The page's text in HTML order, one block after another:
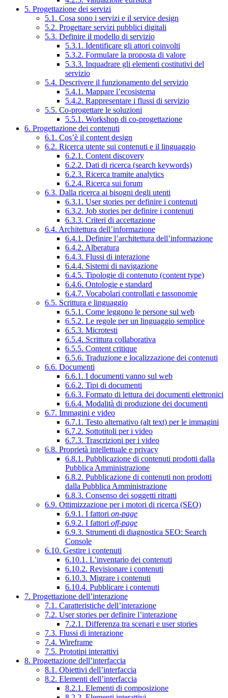
5. Progettazione dei servizi
5.1. Cosa sono i servizi e il service design
5.2. Progettare servizi pubblici digitali
5.3. Definire il modello di servizio
5.3.1. Identificare gli attori coinvolti
5.3.2. Formulare la proposta di valore
5.3.3. Inquadrare gli elementi costitutivi del
servizio
5.4. Descrivere il funzionamento del servizio
5.4.1. Mappare l’ecosistema
5.4.2. Rappresentare i flussi di servizio
5.5. Co-progettare le soluzioni
5.5.1. Workshop di co-progettazione
6. Progettazione dei contenuti
6.1. Cos’è il content design
6.2. Ricerca utente sui contenuti e il linguaggio
6.2.1. Content discovery
6.2.2. Dati di ricerca (search keywords)
6.2.3. Ricerca tramite analytics
6.2.4. Ricerca sui forum
6.3. Dalla ricerca ai bisogni degli utenti
6.3.1. User stories per definire i contenuti
6.3.2. Job stories per definire i contenuti
6.3.3. Criteri di accettazione
6.4. Architettura dell’informazione
6.4.1. Definire l’architettura dell’informazione
6.4.2. Alberatura
6.4.3. Flussi di interazione
6.4.4. Sistemi di navigazione
6.4.5. Tipologie di contenuto (content type)
6.4.6. Ontologie e standard
6.4.7. Vocabolari controllati e tassonomie
6.5. Scrittura e linguaggio
6.5.1. Come leggono le persone sul web
6.5.2. Le regole per un linguaggio semplice
6.5.3. Microtesti
6.5.4. Scrittura collaborativa
6.5.5. Content critique
6.5.6. Traduzione e localizzazione dei contenuti
6.6. Documenti
6.6.1. I documenti vanno sul web
6.6.2. Tipi di documenti
6.6.3. Formato di lettura dei documenti elettronici
6.6.4. Modalità di produzione dei documenti
6.7. Immagini e video
6.7.1. Testo alternativo (alt text) per le immagini
6.7.2. Sottotitoli per i video
6.7.3. Trascrizioni per i video
6.8. Proprietà intellettuale e privacy
6.8.1. Pubblicazione di contenuti prodotti dalla
Pubblica Amministrazione
6.8.2. Pubblicazione di contenuti non prodotti
dalla Pubblica Amministrazione
6.8.3. Consenso dei soggetti ritratti
6.9. Ottimizzazione per i motori di ricerca (SEO)
6.9.1. I fattori on-page
6.9.2. I fattori off-page
6.9.3. Strumenti di diagnostica SEO: Search
Console
6.10. Gestire i contenuti
6.10.1. L’inventario dei contenuti
6.10.2. Revisionare i contenuti
6.10.3. Migrare i contenuti
6.10.4. Pubblicare i contenuti
7. Progettazione dell’interazione
7.1. Caratteristiche dell’interazione
7.2. User stories per definire l’interazione
7.2.1. Differenza tra scenari e user stories
7.3. Flussi di interazione
7.4. Wireframe
7.5. Prototipi interattivi
8. Progettazione dell’interfaccia
8.1. Obiettivi dell’interfaccia
8.2. Elementi dell’interfaccia
8.2.1. Elementi di composizione